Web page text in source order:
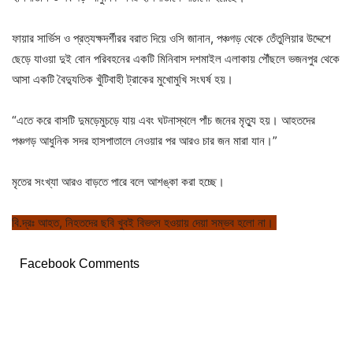
ফায়ার সার্ভিস ও প্রত্যক্ষদর্শীরর বরাত দিয়ে ওসি জানান, পঞ্চগড় থেকে তেঁতুলিয়ার উদ্দেশে
ছেড়ে যাওয়া দুই বোন পরিবহনের একটি মিনিবাস দশমাইল এলাকায় পৌঁছলে ভজনপুর থেকে
আসা একটি বৈদ্যুতিক খুঁটিবাহী ট্রাকের মুখোমুখি সংঘর্ষ হয়।
“এতে করে বাসটি দুমড়েমুচড়ে যায় এবং ঘটনাস্থলে পাঁচ জনের মৃত্যু হয়। আহতদের
পঞ্চগড় আধুনিক সদর হাসপাতালে নেওয়ার পর আরও চার জন মারা যান।”
মৃতের সংখ্যা আরও বাড়তে পারে বলে আশঙ্কা করা হচ্ছে।
বি.দ্রঃ আহত, নিহতদের ছবি খুবই বিভৎস হওয়ায় দেয়া সম্ভব হলো না।
Facebook Comments